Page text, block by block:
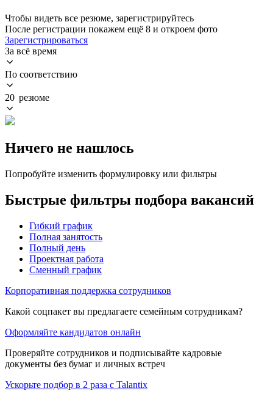
Чтобы видеть все резюме, зарегистрируйтесь
После регистрации покажем ещё 8 и откроем фото
Зарегистрироваться
За всё время
По соответствию
20 резюме
Ничего не нашлось
Попробуйте изменить формулировку или фильтры
Быстрые фильтры подбора вакансий
Гибкий график
Полная занятость
Полный день
Проектная работа
Сменный график
Корпоративная поддержка сотрудников
Какой соцпакет вы предлагаете семейным сотрудникам?
Оформляйте кандидатов онлайн
Проверяйте сотрудников и подписывайте кадровые
документы без бумаг и личных встреч
Ускорьте подбор в 2 раза с Talantix